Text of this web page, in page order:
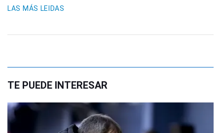
LAS MÁS LEIDAS
TE PUEDE INTERESAR